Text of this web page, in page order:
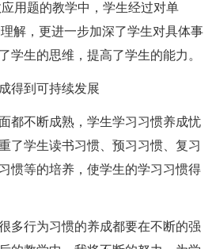
用题的教学中，学生经过对单
解，更进一步加深了学生对具体事
学生的思维，提高了学生的能力。
得到可持续发展
都不断成熟，学生学习习惯养成忧
了学生读书习惯、预习习惯、复习
惯等的培养，使学生的学习习惯得
多行为习惯的养成都要在不断的强